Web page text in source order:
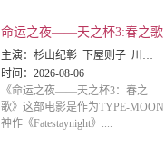
命运之夜——天之杯3:春之歌
主演： 杉山纪彰 下屋则子 川澄绫子 植田佳奈 门胁舞以 伊藤美纪 中田让治 津嘉山正种
时间： 2026-08-06
《命运之夜——天之杯3：春之
歌》这部电影是作为TYPE-MOON
神作《Fatestaynight》....